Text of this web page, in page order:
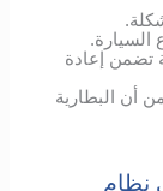
السيارة.
تضمن إعادة
أن البطارية
نظام